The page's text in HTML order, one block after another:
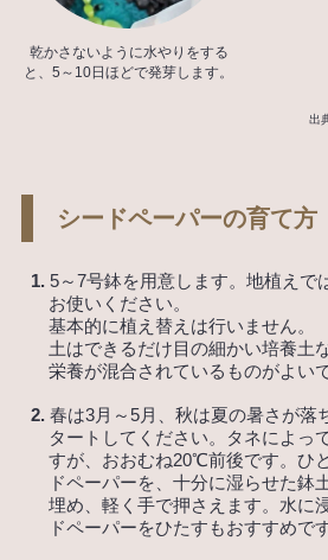
乾かさないように水やりをする
と、5～10日ほどで発芽します。
出
シードペーパーの育て方
1.5～7号鉢を用意します。地植えで
お使いください。
基本的に植え替えは行いません。
土はできるだけ目の細かい培養土
栄養が混合されているものがよい
2. 春は3月～5月、秋は夏の暑さが落
タートしてください。タネによっ
すが、おおむね20℃前後です。ひ
ドペーパーを、十分に湿らせた鉢
埋め、軽く手で押さえます。水に
ドペーパーをひたすもおすすめです